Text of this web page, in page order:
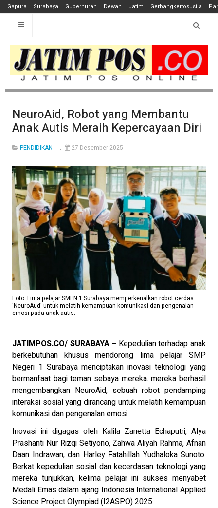
Gapura Surabaya Gubernuran Dewan Jatim Gerbangkertosusila
NeuroAid, Robot yang Membantu
Anak Autis Meraih Kepercayaan Diri
PENDIDIKAN 27 Desember 2025
Foto: Lima pelajar SMPN 1 Surabaya memperkenalkan robot cerdas
'NeuroAud' untuk melatih kemampuan komunikasi dan pengenalan
emosi pada anak autis.
JATIMPOS.CO/ SURABAYA – Kepedulian terhadap anak
berkebutuhan khusus mendorong lima pelajar SMP
Negeri 1 Surabaya menciptakan inovasi teknologi yang
bermanfaat bagi teman sebaya mereka. mereka berhasil
mengembangkan NeuroAid, sebuah robot pendamping
interaksi sosial yang dirancang untuk melatih kemampuan
komunikasi dan pengenalan emosi.
Inovasi ini digagas oleh Kalila Zanetta Echaputri, Alya
Prashanti Nur Rizqi Setiyono, Zahwa Aliyah Rahma, Afnan
Daan Indrawan, dan Harley Fatahillah Yudhaloka Sunoto.
Berkat kepedulian sosial dan kecerdasan teknologi yang
mereka tunjukkan, kelima pelajar ini sukses menyabet
Medali Emas dalam ajang Indonesia International Applied
Science Project Olympiad (I2ASPO) 2025.